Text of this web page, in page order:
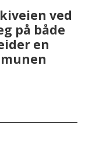
ved
på både
en